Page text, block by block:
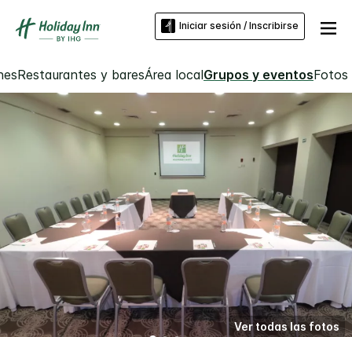
Iniciar sesión / Inscribirse
Restaurantes y baresÁrea localGrupos y eventosFotos
Ver todas las fotos